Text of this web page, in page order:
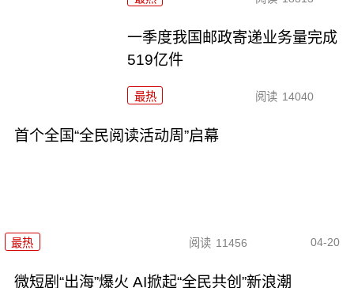
一季度我国邮政寄递业务量完成
519亿件
最热 阅读 14040
首个全国“全民阅读活动周”启幕
最热 阅读 11456 04-20
微短剧“出海”爆火 AI掀起“全民共创”新浪潮